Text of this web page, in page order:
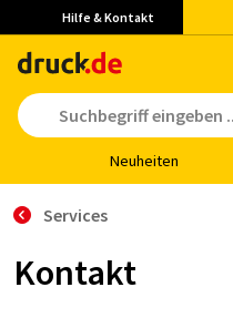
Hilfe & Kontakt
Neu­hei­ten
Services
Kontakt